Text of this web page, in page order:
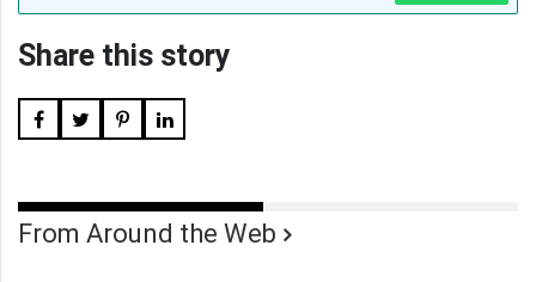
Share this story
From Around the Web